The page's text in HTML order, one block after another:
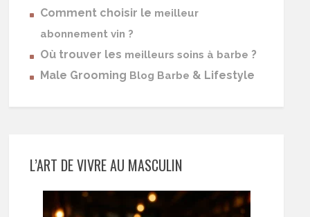
Comment choisir le meilleur
abonnement vin ?
Où trouver les meilleurs soins à barbe ?
Male Grooming Blog Barbe & Lifestyle
L’ART DE VIVRE AU MASCULIN